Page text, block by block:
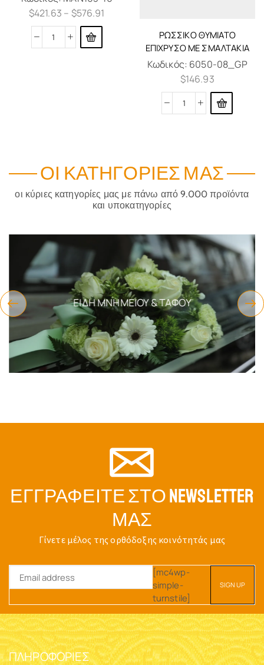
$421.63 – $576.91
ΡΏΣΣΙΚΟ ΘΥΜΙΑΤΌ
ΕΠΊΧΡΥΣΟ ΜΕ ΣΜΑΛΤΆΚΙΑ
Κωδικός: 6050-08_GP
$146.93
ΟΙ ΚΑΤΗΓΟΡΊΕΣ ΜΑΣ
οι κύριες κατηγορίες μας με πάνω από 9.000 προϊόντα
και υποκατηγορίες
ΕΊΔΗ ΜΝΗΜΕΊΟΥ & ΤΆΦΟΥ
ΕΓΓΡΑΦΕΊΤΕ ΣΤΟ NEWSLETTER
ΜΑΣ
Γίνετε μέλος της ορθόδοξης κοινότητάς μας
[mc4wp-
simple-
turnstile]
ΠΛΗΡΟΦΟΡΊΕΣ